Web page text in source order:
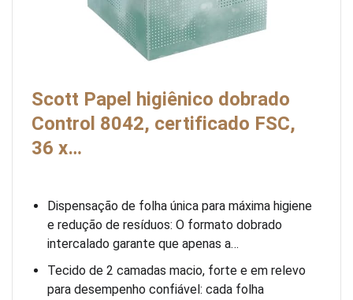
Scott Papel higiênico dobrado
Control 8042, certificado FSC,
36 x…
Dispensação de folha única para máxima higiene
e redução de resíduos: O formato dobrado
intercalado garante que apenas a…
Tecido de 2 camadas macio, forte e em relevo
para desempenho confiável: cada folha